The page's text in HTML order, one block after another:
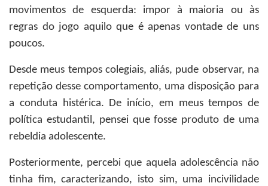
movimentos de esquerda: impor à maioria ou às
regras do jogo aquilo que é apenas vontade de uns
poucos.
Desde meus tempos colegiais, aliás, pude observar, na
repetição desse comportamento, uma disposição para
a conduta histérica. De início, em meus tempos de
política estudantil, pensei que fosse produto de uma
rebeldia adolescente.
Posteriormente, percebi que aquela adolescência não
tinha fim, caracterizando, isto sim, uma incivilidade